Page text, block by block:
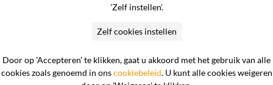
op de wachtlijst voor de BSO waren opgenomen in juli
De ondernemer is hierover meerdere keren met de
is in gespreksverslagen vastgelegd. Overigens stonden
plaatsingsaanbod gedaan.
'Zelf instellen'.
Zelf cookies instellen
Door op 'Accepteren' te klikken, gaat u akkoord met het gebruik van alle
cookies zoals genoemd in onscookiebeleid. U kunt alle cookies weigeren